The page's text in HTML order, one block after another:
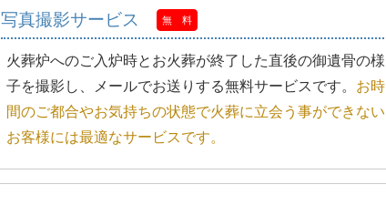
写真撮影サービス 無 料
火葬炉へのご入炉時とお火葬が終了した直後の御遺骨の様
子を撮影し、メールでお送りする無料サービスです。 お時
間のご都合やお気持ちの状態で火葬に立会う事ができない
お客様には最適なサービスです。